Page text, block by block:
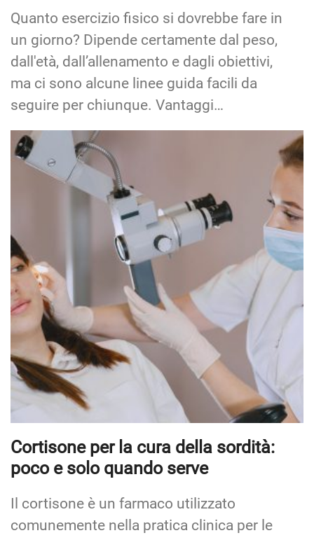
Quanto esercizio fisico si dovrebbe fare in
un giorno? Dipende certamente dal peso,
dall'età, dall’allenamento e dagli obiettivi,
ma ci sono alcune linee guida facili da
seguire per chiunque. Vantaggi…
Cortisone per la cura della sordità:
poco e solo quando serve
Il cortisone è un farmaco utilizzato
comunemente nella pratica clinica per le